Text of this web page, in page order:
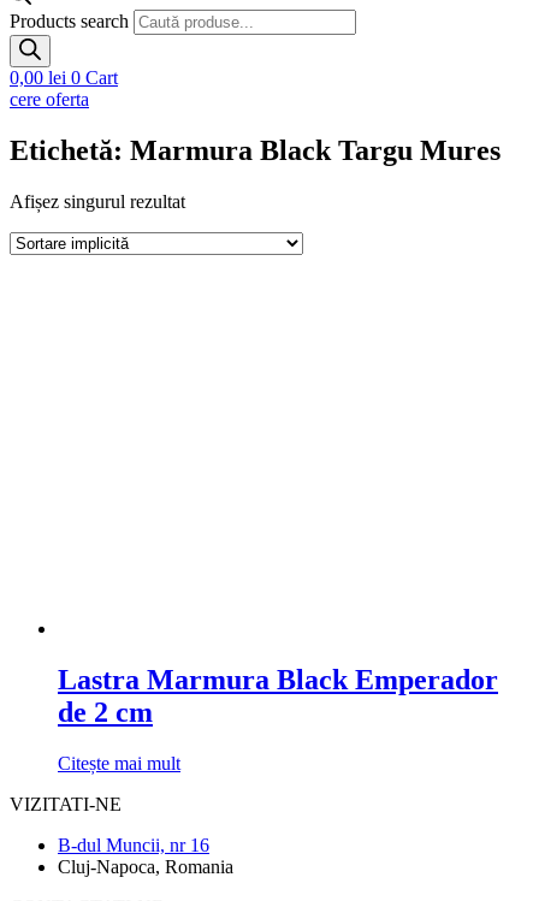
Products search
0,00 lei 0 Cart
cere oferta
Etichetă: Marmura Black Targu Mures
Afișez singurul rezultat
Lastra Marmura Black Emperador
de 2 cm
Citește mai mult
VIZITATI-NE
B-dul Muncii, nr 16
Cluj-Napoca, Romania